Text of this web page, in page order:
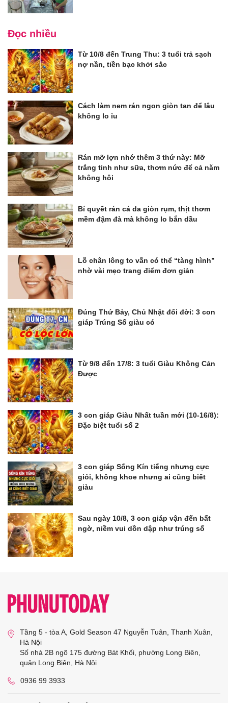
Đọc nhiều
Từ 10/8 đến Trung Thu: 3 tuổi trả sạch
nợ nần, tiền bạc khởi sắc
Cách làm nem rán ngon giòn tan để lâu
không lo ỉu
Rán mỡ lợn nhớ thêm 3 thứ này: Mỡ
trắng tinh như sữa, thơm nức để cả năm
không hôi
Bí quyết rán cá da giòn rụm, thịt thơm
mềm đậm đà mà không lo bắn dầu
Lỗ chân lông to vẫn có thể “tàng hình”
nhờ vài mẹo trang điểm đơn giản
Đúng Thứ Bảy, Chủ Nhật đổi đời: 3 con
giáp Trúng Số giàu có
Từ 9/8 đến 17/8: 3 tuổi Giàu Không Cản
Được
3 con giáp Giàu Nhất tuần mới (10-16/8):
Đặc biệt tuổi số 2
3 con giáp Sống Kín tiếng nhưng cực
giỏi, không khoe nhưng ai cũng biết
giàu
Sau ngày 10/8, 3 con giáp vận đến bất
ngờ, niềm vui dồn dập như trúng số
Tầng 5 - tòa A, Gold Season 47 Nguyễn Tuân, Thanh Xuân,
Hà Nội
Số nhà 2B ngõ 175 đường Bát Khối, phường Long Biên,
quận Long Biên, Hà Nội
0936 99 3933